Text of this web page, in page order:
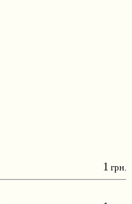
1 грн.